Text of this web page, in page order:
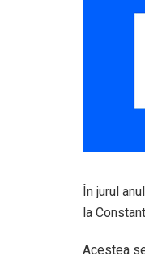
În jurul
la
Acestea